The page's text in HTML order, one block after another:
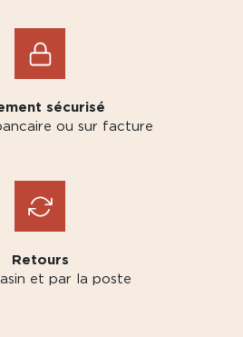
sécurisé
ou sur facture
Retours
et par la poste